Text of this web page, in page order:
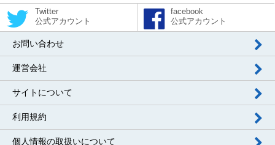
Twitter
公式アカウント
facebook
公式アカウント
お問い合わせ
運営会社
サイトについて
利用規約
個人情報の取扱いについて